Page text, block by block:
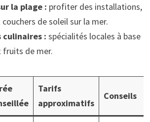
la plage : profiter des installations,
de soleil sur la mer.
culinaires : spécialités locales à base
fruits de mer.
Tarifs
approximatifs
Conseils